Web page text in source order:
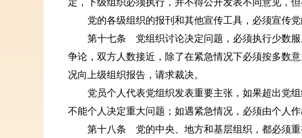
定，下级组织必须执行，并不得公开发表不同意见，但
党的各级组织的报刊和其他宣传工具，必须宣传党
第十七条 党组织讨论决定问题，必须执行少数服
争论，双方人数接近，除了在紧急情况下必须按多数
况向上级组织报告，请求裁决。
党员个人代表党组织发表重要主张，如果超出党组
不能个人决定重大问题；如遇紧急情况，必须由个人
第十八条 党的中央、地方和基层组织，都必须重